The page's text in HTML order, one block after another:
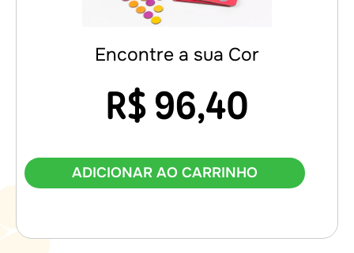
Encontre a sua Cor
R$96,40
ADICIONAR AO CARRINHO